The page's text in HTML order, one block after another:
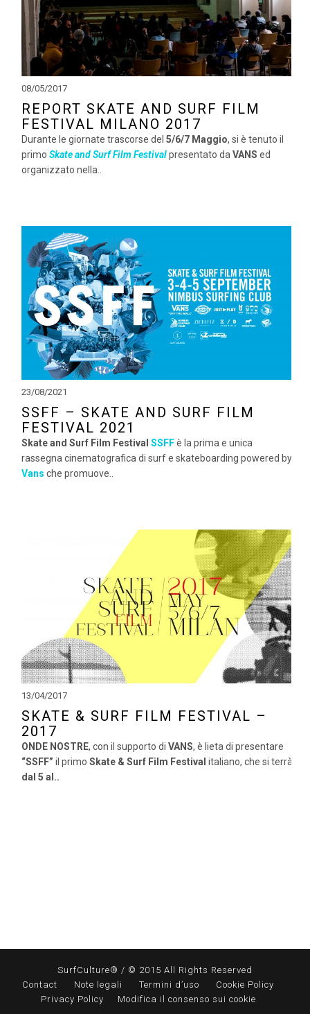
08/05/2017
REPORT SKATE AND SURF FILM
FESTIVAL MILANO 2017
Durante le giornate trascorse del 5/6/7 Maggio, si è tenuto il
primo Skate and Surf Film Festivalpresentato da VANS ed
organizzato nella..
23/08/2021
SSFF – SKATE AND SURF FILM
FESTIVAL 2021
Skate and Surf Film Festival SSFFè la prima e unica
rassegna cinematografica di surf e skateboarding powered by
Vans che promuove..
13/04/2017
SKATE & SURF FILM FESTIVAL –
2017
ONDE NOSTRE, con il supporto di VANS, è lieta di presentare
“SSFF” il primo Skate & Surf Film Festival italiano, che si terrà
dal 5 al..
SurfCulture® / © 2015 All Rights Reserved
Contact
Note legali Termini d’uso
Cookie Policy
Privacy Policy
Modifica il consenso sui cookie